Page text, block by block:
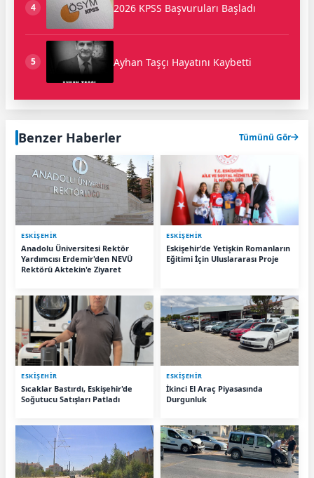
4 2026 KPSS Başvuruları Başladı
5 Ayhan Taşçı Hayatını Kaybetti
Benzer Haberler Tümünü Gör
ESKIŞEHIR
Anadolu Üniversitesi Rektör
Yardımcısı Erdemir'den NEVÜ
Rektörü Aktekin'e Ziyaret
ESKIŞEHIR
Eskişehir'de Yetişkin Romanların
Eğitimi İçin Uluslararası Proje
ESKIŞEHIR
Sıcaklar Bastırdı, Eskişehir'de
Soğutucu Satışları Patladı
ESKIŞEHIR
İkinci El Araç Piyasasında
Durgunluk